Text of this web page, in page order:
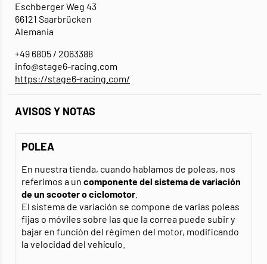
Eschberger Weg 43
66121 Saarbrücken
Alemania
+49 6805 / 2063388
info@stage6-racing.com
https://stage6-racing.com/
AVISOS Y NOTAS
POLEA
En nuestra tienda, cuando hablamos de poleas, nos
referimos a un componente del sistema de variación
de un scooter o ciclomotor
El sistema de variación se compone de varias poleas
fijas o móviles sobre las que la correa puede subir y
bajar en función del régimen del motor, modificando
la velocidad del vehículo.